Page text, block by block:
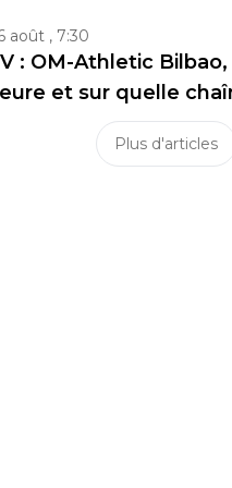
août , 7:30
: OM-Athletic
et sur quelle
Plus d'articles